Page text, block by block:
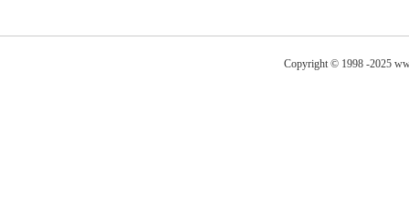
Copyright © 1998 -2025